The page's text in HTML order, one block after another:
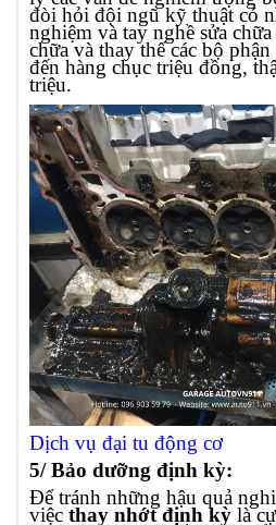
đòi hỏi đội ngũ kỹ thuật có
nghiệm và tay nghề sửa
chữa và thay thế các bộ
đến hàng chục triệu đồng,
triệu.
Dịch vụ đại tu động cơ
5/ Bảo dưỡng định kỳ:
Để tránh những hậu quả
việc thay nhớt định kỳ là